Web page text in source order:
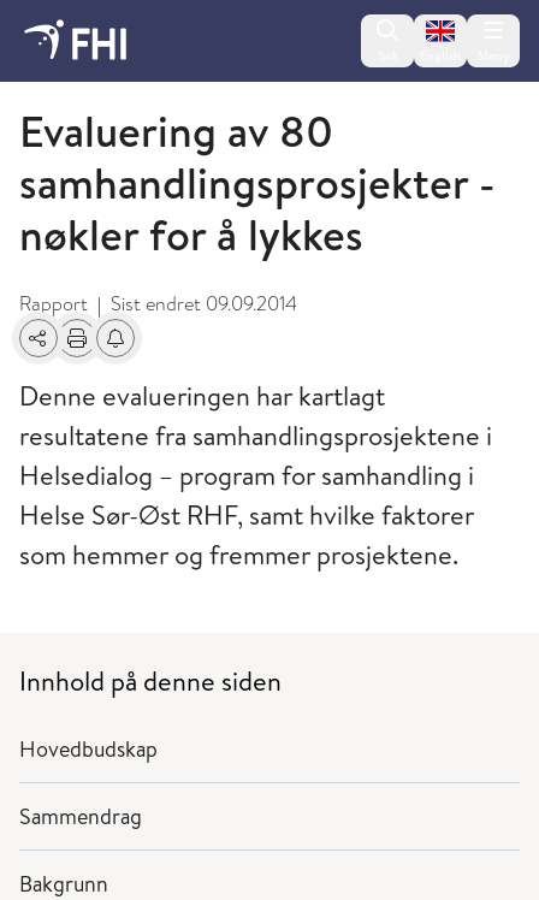
Change
2013 - publikasjoner fra FHI
Evaluering av 80
samhandlingsprosjekter -
nøkler for å lykkes
Rapport | Sist endret 09.09.2014
Del Skriv utFå varsel om endringer
Denne evalueringen har kartlagt
resultatene fra samhandlingsprosjektene i
Helsedialog – program for samhandling i
Helse Sør-Øst RHF, samt hvilke faktorer
som hemmer og fremmer prosjektene.
Innhold på denne siden
Hovedbudskap
Sammendrag
Bakgrunn